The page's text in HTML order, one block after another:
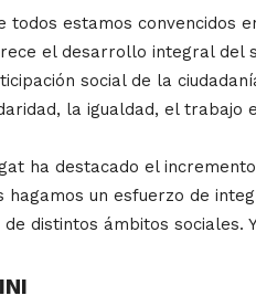
todos estamos convencidos
el desarrollo integral
social de la
la igualdad, el trabajo
ha destacado el
hagamos un esfuerzo de
distintos ámbitos